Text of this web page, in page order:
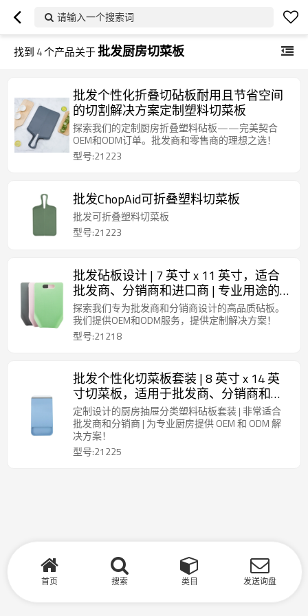
请输入一个搜索词
找到 4个产品关于批发厨房切菜板
批发个性化折叠切砧板耐用且节省空间
的切割解决方案定制塑料切菜板
探索我们的定制厨房折叠塑料砧板——完美契合
OEM和ODM订单。批发商和零售商的理想之选！
型号:21223
批发ChopAid可折叠塑料切菜板
批发可折叠塑料切菜板
型号:21223
批发砧板设计 | 7 英寸 x 11 英寸，适合
批发商、分销商和进口商 | 专业用途的
高品质砧板
探索我们专为批发商和分销商设计的高品质砧板。
我们提供OEM和ODM服务，提供定制解决方案！
型号:21218
批发个性化切菜板套装 | 8 英寸 x 14 英
寸切菜板，适用于批发商、分销商和代
理商 | 专业厨房的 OEM 和 ODM 解决方
案
定制设计的厨房抽屉分类塑料砧板套装 | 非常适合
批发商和分销商 | 为专业厨房提供 OEM 和 ODM 解
决方案！
型号:21225
首页 搜索 类目 发送询盘